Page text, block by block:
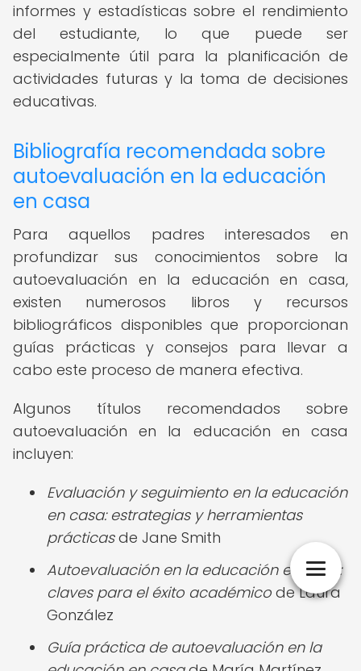
informes y estadísticas sobre el rendimiento
del estudiante, lo que puede ser
especialmente útil para la planificación de
actividades futuras y la toma de decisiones
educativas.
Bibliografía recomendada sobre
autoevaluación en la educación
en casa
Para aquellos padres interesados en
profundizar sus conocimientos sobre la
autoevaluación en la educación en casa,
existen numerosos libros y recursos
bibliográficos disponibles que proporcionan
guías prácticas y consejos para llevar a
cabo este proceso de manera efectiva.
Algunos títulos recomendados sobre
autoevaluación en la educación en casa
incluyen:
Evaluación y seguimiento en la educación
en casa: estrategias y herramientas
prácticasde Jane Smith
Autoevaluación en la educación en casa:
claves para el éxito académico de Laura
González
Guía práctica de autoevaluación en la